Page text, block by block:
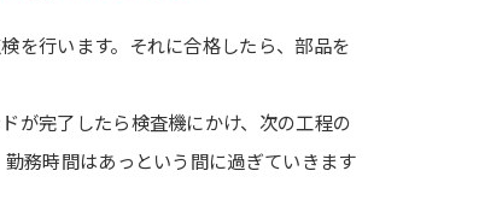
を行います。それに合格したら、部品を
が完了したら検査機にかけ、次の工程の
務時間はあっという間に過ぎていきます